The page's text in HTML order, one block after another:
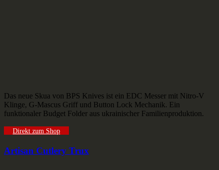
Das neue Skua von BPS Knives ist ein EDC Messer mit Nitro-V
Klinge, G-Mascus Griff und Button Lock Mechanik. Ein
funktionaler Budget Folder aus ukrainischer Familienproduktion.
Direkt zum Shop
Artisan Cutlery Trux